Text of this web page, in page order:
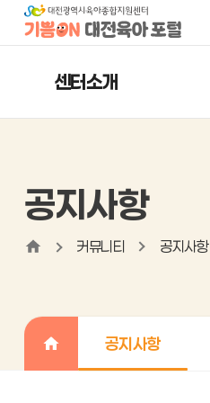
센터소개
공지사항
커뮤니티 공지사항
공지사항